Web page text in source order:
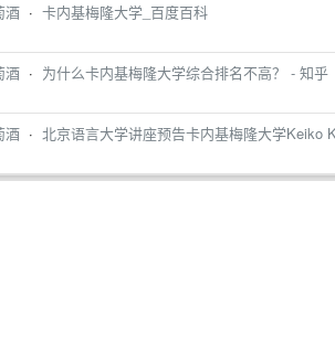
酒 · 卡内基梅隆大学_百度百科
酒 · 为什么卡内基梅隆大学综合排名不高？ - 知乎
酒 · 北京语言大学讲座预告卡内基梅隆大学Keiko